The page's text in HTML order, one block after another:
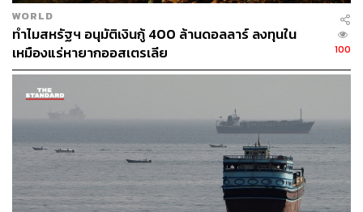
ในอิหร่านเขียนข้อเสนอเพื่อเอาใจทรัมป์… หากทรัมป์ไม่
พอใจ นั่นย่อมเป็นเรื่องที่ดีกว่าสำหรับเรา”
ปัจจุบัน ราคาน้ำมันดิบ Brent พุ่งขึ้นทันที 3% โดยแตะที่ระดับ
104 ดอลลาร์ต่อบาร์เรล ขณะที่โลกมีความกังวลว่า ราคา
น้ำมันหน้าปั๊มจะไม่กลับไปอยู่ในระดับปกติได้ในเร็วๆ นี้
นอกจากนี้ ลินด์ซีย์ แกรม วุฒิสมาชิกรัฐเซาท์แคโรไลนาจาก
พรรครีพับลิกัน เรียกร้องให้ทรัมป์พิจารณาเปลี่ยนแนวทาง
จากการทูตเป็นการใช้กำลังทหาร โดยเสนอให้นำปฏิบัติการ
‘Project Freedom Plus’ เพื่อเปิดทางเดินเรือในช่องแคบฮอร์
WORLD
ทำไมสหรัฐฯ อนุมัติเงินกู้ 400 ล้านดอลลาร์ ลงทุนใน
เหมืองแร่หายากออสเตรเลีย
100